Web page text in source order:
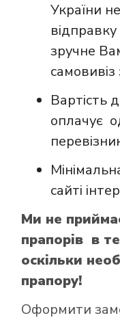
України
зручне
Вартість
оплачує
сайті
Ми не
прапорів в
оскільки
прапору!
Оформити